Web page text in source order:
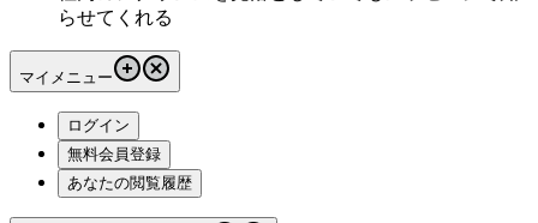
らせてくれる
マイメニュー
ログイン
無料会員登録
あなたの閲覧履歴